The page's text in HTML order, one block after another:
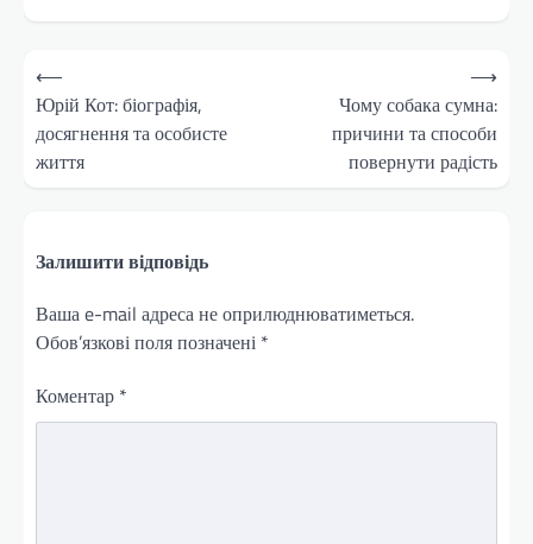
Навігація
записів
⟵
Юрій Кот: біографія,
досягнення та особисте
життя
Чому собака сумна:
причини та способи
повернути радість
⟶
Залишити відповідь
Ваша e-mail адреса не оприлюднюватиметься.
Обов’язкові поля позначені *
Коментар *